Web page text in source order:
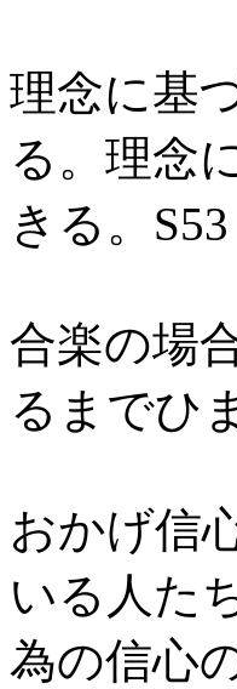
理念に基
る。理念
きる。
合楽の場
るまでひ
おかげ信
いる人た
為の信心